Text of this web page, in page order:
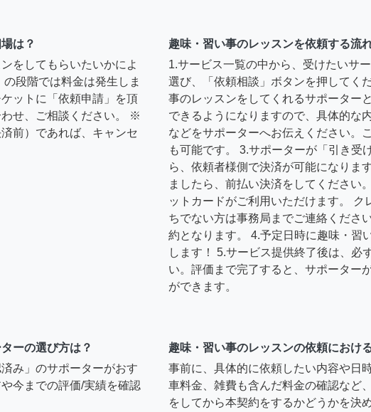
は？
をしてもらいたいかによ
段階では料金は発生しま
ットに「依頼申請」を頂
せ、ご相談ください。 ※
前）であれば、キャンセ
趣味・習い事のレッスンを依頼する流
1.サービス一覧の中から、受けたいサ
選び、「依頼相談」ボタンを押してく
事のレッスンをしてくれるサポーター
できるようになりますので、具体的な
などをサポーターへお伝えください。
も可能です。 3.サポーターが「引き受
ら、依頼者様側で決済が可能になりま
ましたら、前払い決済をしてください
ットカードがご利用いただけます。 ク
ちでない方は事務局までご連絡くださ
約となります。 4.予定日時に趣味・習
します！ 5.サービス提供終了後は、必
い。評価まで完了すると、サポーター
ができます。
ーの選び方は？
み」のサポーターがおす
今までの評価/実績を確認
趣味・習い事のレッスンの依頼におけ
事前に、具体的に依頼したい内容や日
車料金、雑費も含んだ料金の確認など
をしてから本契約をするかどうかを決